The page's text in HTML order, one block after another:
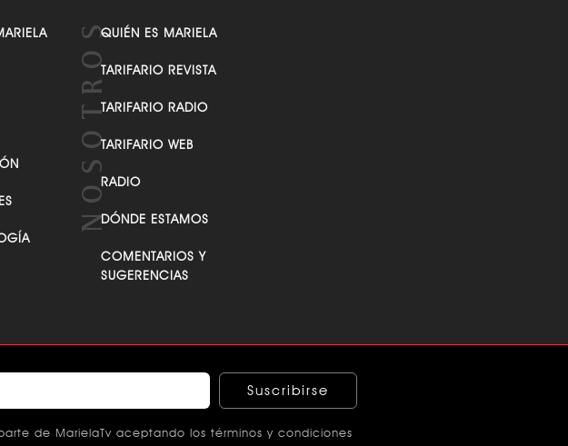
QUIÉN ES MARIELA
TARIFARIO REVISTA
TARIFARIO RADIO
TARIFARIO WEB
RADIO
DÓNDE ESTAMOS
COMENTARIOS Y
SUGERENCIAS
Suscribirse
de MarielaTv aceptando los términos y condiciones